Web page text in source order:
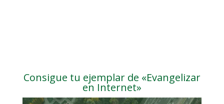
Consigue tu ejemplar de «Evangelizar
en Internet»